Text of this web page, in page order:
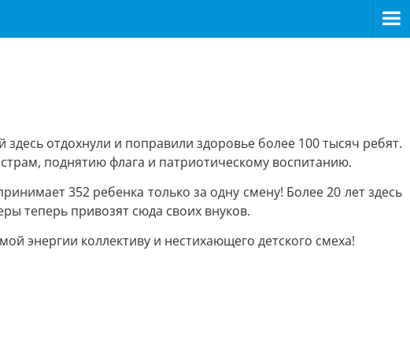
отдохнули и поправили здоровье более 100 тысяч ребят.
поднятию флага и патриотическому воспитанию.
352 ребенка только за одну смену! Более 20 лет здесь
теперь привозят сюда своих внуков.
энергии коллективу и нестихающего детского смеха!